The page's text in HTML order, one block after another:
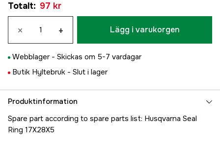
Totalt: 97 kr
× + Lägg i varukorgen
Webblager - Skickas om 5-7 vardagar
Butik Hyltebruk - Slut i lager
Produktinformation
Spare part according to spare parts list: Husqvarna Seal
Ring 17X28X5